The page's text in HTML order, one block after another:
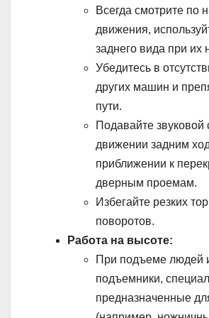
Всегда смотрите по
движения,
заднего вида при их
Убедитесь в
других машин и
пути.
Подавайте звуковой
движении задним
приближении к
дверным проемам.
Избегайте резких
поворотов.
Работа на высоте:
При подъеме людей
подъемники,
предназначенные